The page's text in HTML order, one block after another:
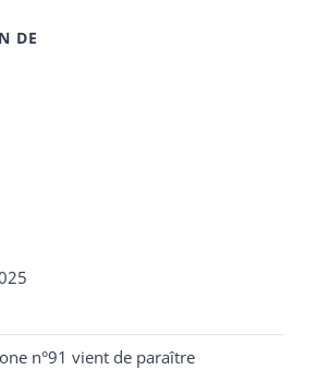
DE
n°91 vient de paraître